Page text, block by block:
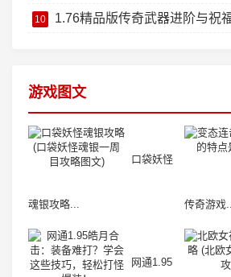
10 1.76精品版传奇武器进阶与祝
游戏图文
口袋妖怪
魂银攻略... 传奇游戏
网通1.95